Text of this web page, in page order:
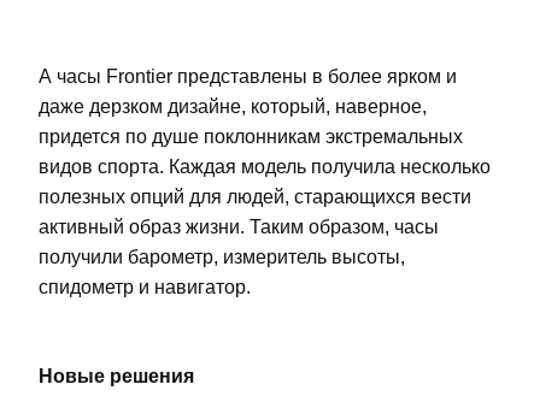
А часы Frontier представлены в более ярком и
даже дерзком дизайне, который, наверное,
придется по душе поклонникам экстремальных
видов спорта. Каждая модель получила несколько
полезных опций для людей, старающихся вести
активный образ жизни. Таким образом, часы
получили барометр, измеритель высоты,
спидометр и навигатор.
Новые решения